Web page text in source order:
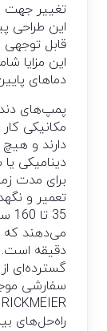
تغییر جهت
این طراحی
قابل توجهی
این مزایا
دماهای
مکانیکی
دارند و
دینامیکی یا
برای مدت
تعمیر و
گسترده‌ای
سفارشی
راه‌حل‌های